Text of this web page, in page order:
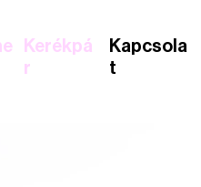
Kerékpá
r
Kapcsola
t